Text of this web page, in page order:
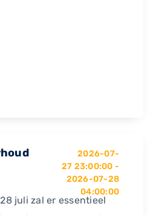
2026-07-
27 23:00:00 -
2026-07-28
04:00:00
juli zal er essentieel